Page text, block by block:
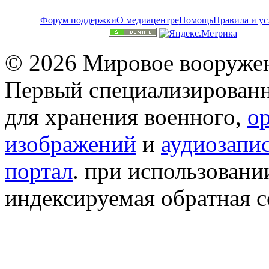
Форум поддержкиО медиацентреПомощьПравила и
© 2026 Мировое
Первый
для хранения военного,
изображений и
портал. при
индексируемая обратная